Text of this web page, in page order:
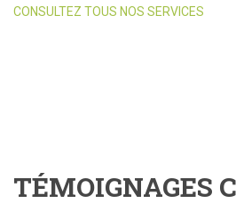
CONSULTEZ TOUS NOS SERVICES
TÉMOIGNAGES